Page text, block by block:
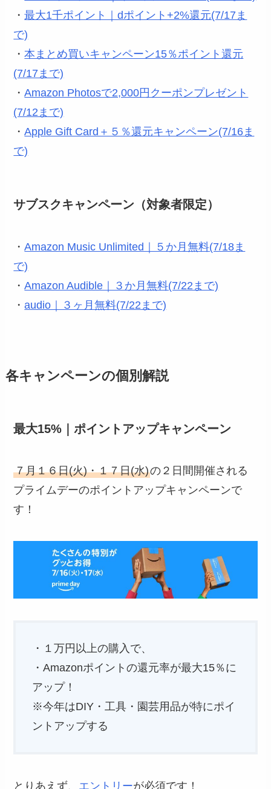
・最大1千ポイント｜dポイント+2%還元(7/17ま
で)
・本まとめ買いキャンペーン15％ポイント還元
(7/17まで)
・Amazon Photosで2,000円クーポンプレゼント
(7/12まで)
・Apple Gift Card＋５％還元キャンペーン(7/16ま
で)
サブスクキャンペーン（対象者限定）
・Amazon Music Unlimited｜５か月無料(7/18ま
で)
・Amazon Audible｜３か月無料(7/22まで)
・audio｜３ヶ月無料(7/22まで)
各キャンペーンの個別解説
最大15%｜ポイントアップキャンペーン
７月１６日(火)・１７日(水)の２日間開催される
プライムデーのポイントアップキャンペーンで
す！
・１万円以上の購入で、
・Amazonポイントの還元率が最大15％に
アップ！
※今年はDIY・工具・園芸用品が特にポイ
ントアップする
とりあえず、 エントリーが必須です！